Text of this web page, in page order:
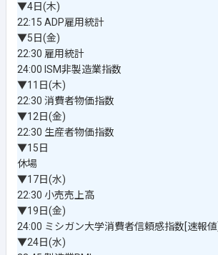
▼4日(木)
22:15 ADP雇用統計
▼5日(金)
22:30 雇用統計
24:00 ISM非製造業指数
▼11日(木)
22:30 消費者物価指数
▼12日(金)
22:30 生産者物価指数
▼15日
休場
▼17日(水)
22:30 小売売上高
▼19日(金)
24:00 ミシガン大学消費者信頼感指数[速報値]
▼24日(水)